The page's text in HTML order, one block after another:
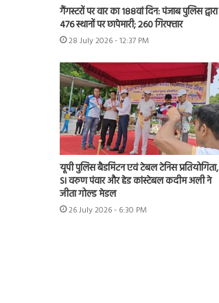
गैंगस्टरों पर वार का 188वां दिन: पंजाब पुलिस द्वारा
476 स्थानों पर छापेमारी; 260 गिरफ्तार
28 July 2026 - 12:37 PM
यूपी पुलिस बैडमिंटन एवं टेबल टेनिस प्रतियोगिता,
SI वरुण पंवार और हेड कांस्टेबल कदीम अली ने
जीता गोल्ड मेडल
26 July 2026 - 6:30 PM